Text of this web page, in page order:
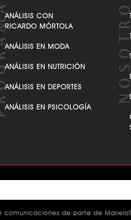
TODAS LAS CATEGORÍAS
ANÁLISIS CON
RICARDO MÓRTOLA
ANÁLISIS EN MODA
ANÁLISIS EN NUTRICIÓN
ANÁLISIS EN DEPORTES
ANÁLISIS EN PSICOLOGÍA
comunicaciones de parte de